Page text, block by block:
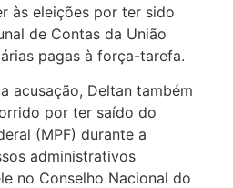
às eleições por ter sido
de Contas da União
pagas à força-tarefa.
acusação, Deltan também
por ter saído do
(MPF) durante a
administrativos
no Conselho Nacional do